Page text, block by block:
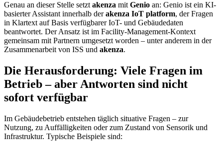
Genau an dieser Stelle setzt akenza mit Genio an: Genio ist ein KI-
basierter Assistant innerhalb derakenza IoT platform, der Fragen
in Klartext auf Basis verfügbarer IoT- und Gebäudedaten
beantwortet. Der Ansatz ist im Facility-Management-Kontext
gemeinsam mit Partnern umgesetzt worden – unter anderem in der
Zusammenarbeit von ISS und akenza.
Die Herausforderung: Viele Fragen im
Betrieb – aber Antworten sind nicht
sofort verfügbar
Im Gebäudebetrieb entstehen täglich situative Fragen – zur
Nutzung, zu Auffälligkeiten oder zum Zustand von Sensorik und
Infrastruktur. Typische Beispiele sind: